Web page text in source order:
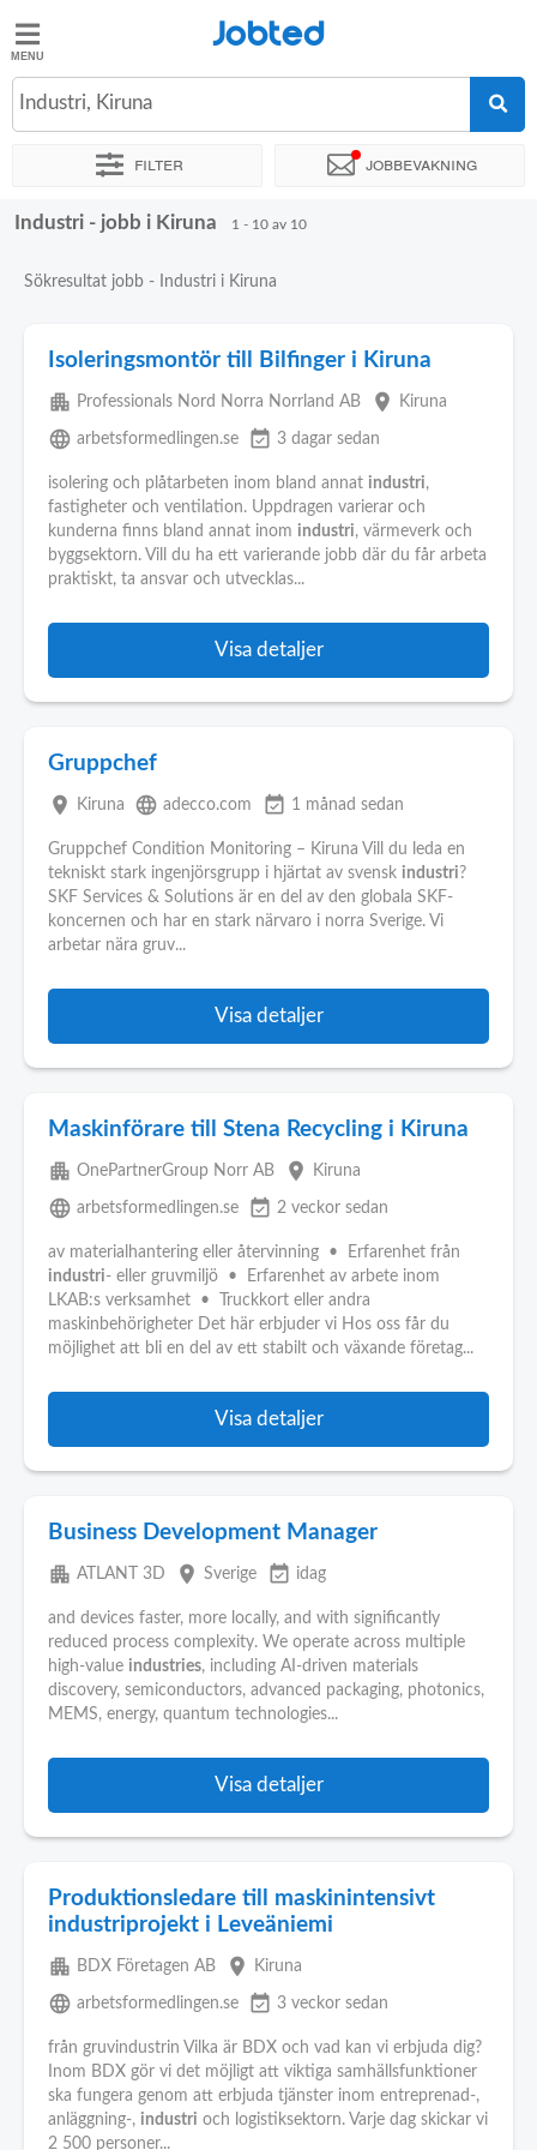
Jobted
Jobb
Jobted
Industri, Kiruna
Filter Jobbevakning
Sortera efter Exakt plats Rekryterare
Industri - jobb i Kiruna 1 - 10 av 10
Sökresultat jobb - Industri i Kiruna
Isoleringsmontör till Bilfinger i Kiruna
apartment Professionals Nord Norra Norrland AB place Kiruna
language arbetsformedlingen.se event_available 3 dagar sedan
isolering och plåtarbeten inom bland annat industri,
fastigheter och ventilation. Uppdragen varierar och
kunderna finns bland annat inom industri, värmeverk och
byggsektorn. Vill du ha ett varierande jobb där du får arbeta
praktiskt, ta ansvar och utvecklas...
Visa detaljer
Gruppchef
place Kiruna language adecco.com event_available 1 månad sedan
Gruppchef Condition Monitoring – Kiruna Vill du leda en
tekniskt stark ingenjörsgrupp i hjärtat av svensk industri ?
SKF Services & Solutions är en del av den globala SKF-
koncernen och har en stark närvaro i norra Sverige. Vi
arbetar nära gruv...
Visa detaljer
Maskinförare till Stena Recycling i Kiruna
apartment OnePartnerGroup Norr AB place Kiruna
language arbetsformedlingen.se event_available 2 veckor sedan
av materialhantering eller återvinning • Erfarenhet från
industri- eller gruvmiljö • Erfarenhet av arbete inom
LKAB:s verksamhet • Truckkort eller andra
maskinbehörigheter Det här erbjuder vi Hos oss får du
möjlighet att bli en del av ett stabilt och växande företag...
Visa detaljer
Business Development Manager
apartment ATLANT 3D place Sverige event_available idag
and devices faster, more locally, and with significantly
reduced process complexity. We operate across multiple
high-value industries, including AI-driven materials
discovery, semiconductors, advanced packaging, photonics,
MEMS, energy, quantum technologies...
Visa detaljer
Produktionsledare till maskinintensivt
industriprojekt i Leveäniemi
apartment BDX Företagen AB place Kiruna
language arbetsformedlingen.se event_available 3 veckor sedan
från gruvindustrin Vilka är BDX och vad kan vi erbjuda dig?
Inom BDX gör vi det möjligt att viktiga samhällsfunktioner
ska fungera genom att erbjuda tjänster inom entreprenad-,
anläggning-, industri och logistiksektorn. Varje dag skickar vi
2 500 personer...